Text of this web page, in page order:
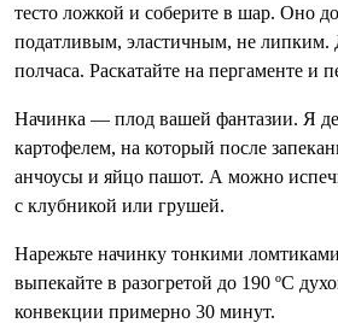
тесто ложкой и соберите в шар. Оно
податливым, эластичным, не липким.
полчаса. Раскатайте на пергаменте и
Начинка — плод вашей фантазии. Я
картофелем, на который после
анчоусы и ­яйцо пашот. А можно
с клубникой или грушей.
Нарежьте начинку тонкими
выпекайте в разогретой до 190 ºС
конвекции примерно 30 минут.